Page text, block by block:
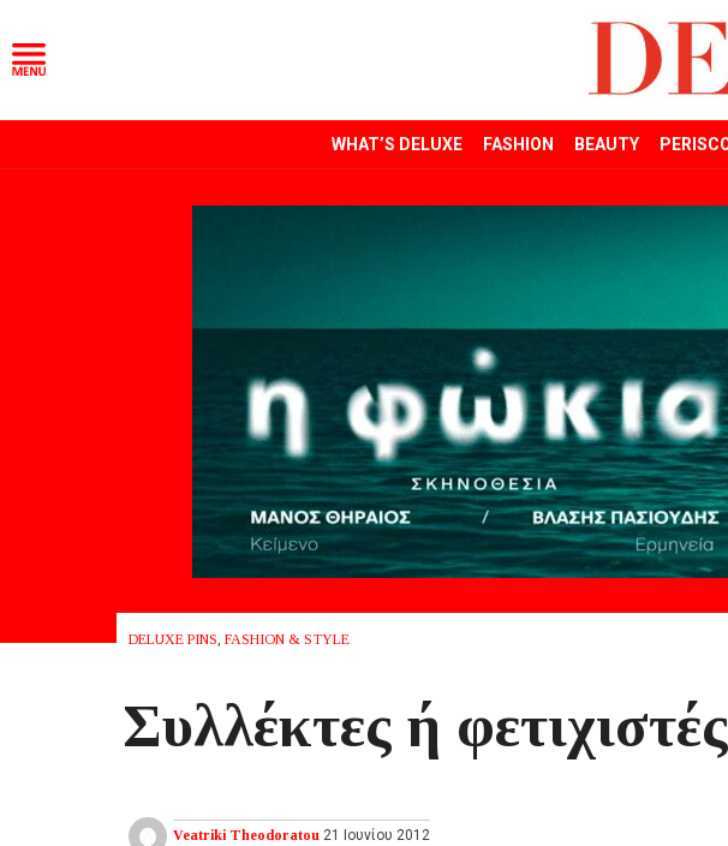
WHAT’S DELUXE FASHION BEAUTY
DELUXE PINS, FASHION & STYLE
Συλλέκτες ή
Veatriki Theodoratou 21 Ιουνίου 2012